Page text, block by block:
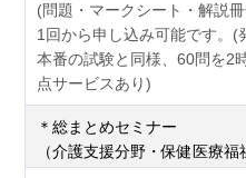
(問題・マークシート・解説
1回から申し込み可能です。(
本番の試験と同様、60問を2
点サービスあり)
＊総まとめセミナー
（介護支援分野・保健医療福